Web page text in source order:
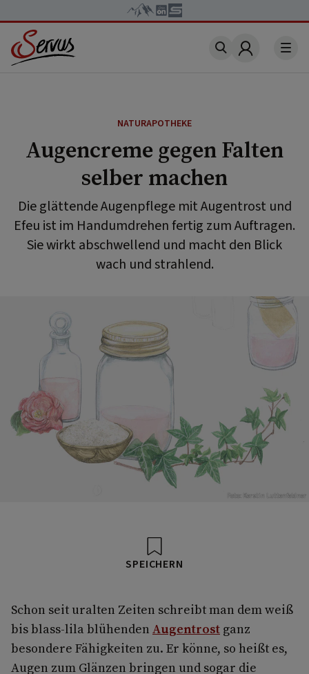
Account
NATURAPOTHEKE
Augencreme gegen Falten
selber machen
Die glättende Augenpflege mit Augentrost und
Efeu ist im Handumdrehen fertig zum Auftragen.
Sie wirkt abschwellend und macht den Blick
wach und strahlend.
Foto: Kerstin Luttenfeldner
SPEICHERN
Schon seit uralten Zeiten schreibt man dem weiß
bis blass-lila blühenden Augentrost ganz
besondere Fähigkeiten zu. Er könne, so heißt es,
Augen zum Glänzen bringen und sogar die